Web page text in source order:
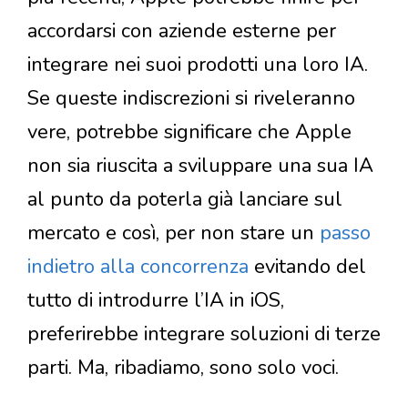
accordarsi con aziende esterne per
integrare nei suoi prodotti una loro IA.
Se queste indiscrezioni si riveleranno
vere, potrebbe significare che Apple
non sia riuscita a sviluppare una sua IA
al punto da poterla già lanciare sul
mercato e così, per non stare un passo
indietro alla concorrenza evitando del
tutto di introdurre l’IA in iOS,
preferirebbe integrare soluzioni di terze
parti. Ma, ribadiamo, sono solo voci.